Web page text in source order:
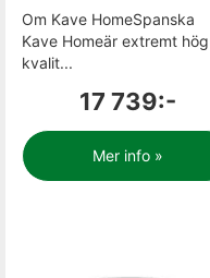
Om Kave HomeSpanska
Kave Homeär extremt hög
kvalit...
17 739:-
Mer info »